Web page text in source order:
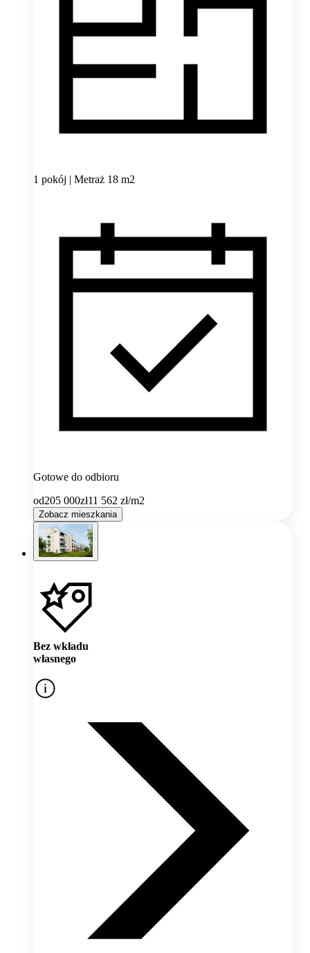
1 pokój | Metraż 18 m2
Gotowe do odbioru
od205 000zł11 562 zł/m2
Zobacz mieszkania
Bez wkładu
własnego